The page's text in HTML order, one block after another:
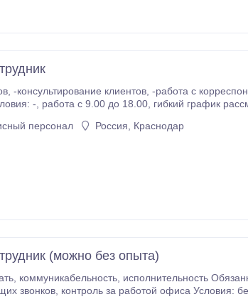
- работа 5/2, или
приглашаются молодые пенсионеры, - карьера
персонал Россия, Краснодар
(можно без опыта)
текущей